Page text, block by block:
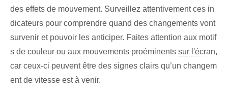
des effets de mouvement. Surveillez attentivement ces in
dicateurs pour comprendre quand des changements vont
survenir et pouvoir les anticiper. Faites attention aux motif
s de couleur ou aux mouvements proéminents sur l'écran,⁢
car ceux-ci peuvent être des signes clairs qu’un changem
ent⁢ de vitesse est à venir.